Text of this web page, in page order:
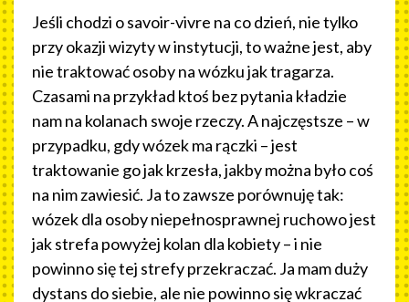
Jeśli chodzi o savoir-vivre na co dzień, nie tylko
przy okazji wizyty w instytucji, to ważne jest, aby
nie traktować osoby na wózku jak tragarza.
Czasami na przykład ktoś bez pytania kładzie
nam na kolanach swoje rzeczy. A najczęstsze – w
przypadku, gdy wózek ma rączki – jest
traktowanie go jak krzesła, jakby można było coś
na nim zawiesić. Ja to zawsze porównuję tak:
wózek dla osoby niepełnosprawnej ruchowo jest
jak strefa powyżej kolan dla kobiety – i nie
powinno się tej strefy przekraczać. Ja mam duży
dystans do siebie, ale nie powinno się wkraczać